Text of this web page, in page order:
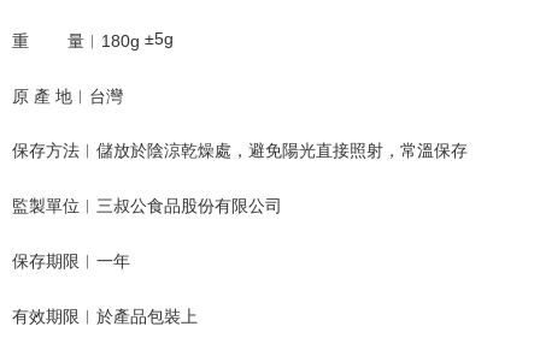
重        量︱180g ±5g
原 產 地 ︱ 台灣
保存方法︱儲放於陰涼乾燥處，避免陽光直接照射，常溫保存
監製單位︱三叔公食品股份有限公司
保存期限︱一年
有效期限︱於產品包裝上